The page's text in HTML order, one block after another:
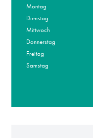
Montag
Dienstag
Mittwoch
Donnerstag
Freitag
Samstag